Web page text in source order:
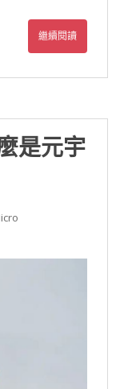
繼續閱讀
是元宇